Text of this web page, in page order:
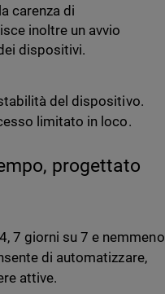
carenza di
inoltre un avvio
dispositivi.
del dispositivo.
limitato in loco.
progettato
7 giorni su 7 e nemmeno
di automatizzare,
attive.